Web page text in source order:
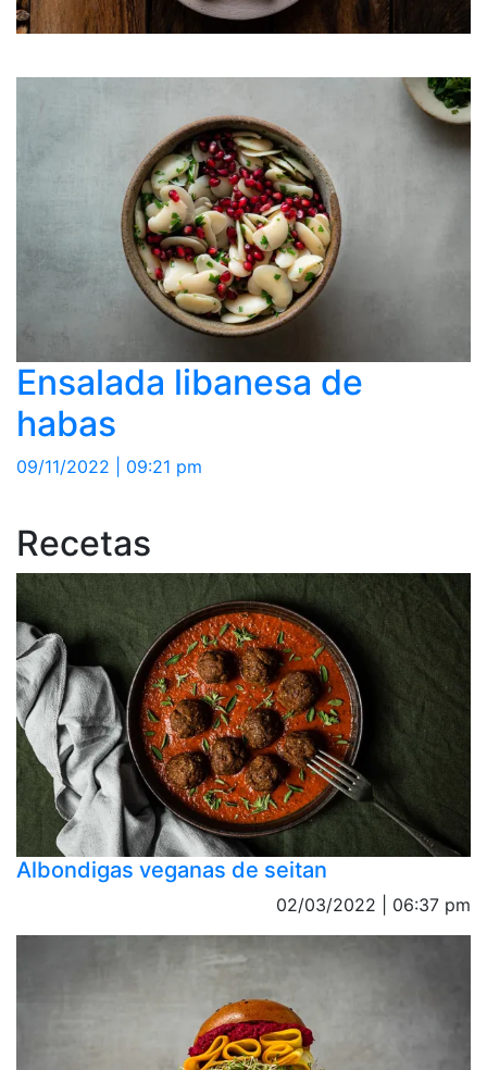
Ensalada libanesa de
habas
09/11/2022 | 09:21 pm
Recetas
Albondigas veganas de seitan
02/03/2022 | 06:37 pm